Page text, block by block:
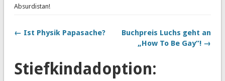
Absurdistan!
← Ist Physik Papasache?
Buchpreis Luchs geht an
„How To Be Gay“! →
Stiefkindadoption: